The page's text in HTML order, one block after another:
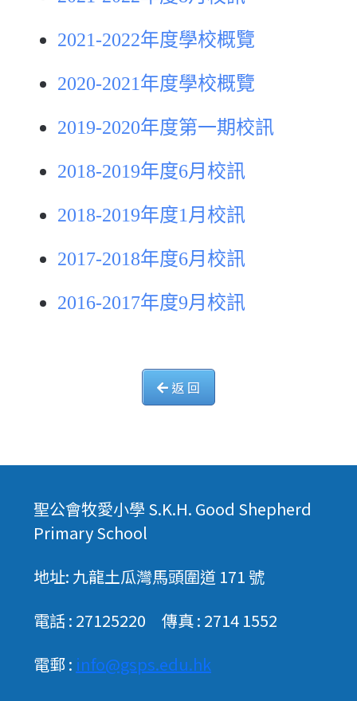
2021-2022年度學校概覽
2020-2021年度學校概覽
2019-2020年度第一期校訊
2018-2019年度6月校訊
2018-2019年度1月校訊
2017-2018年度6月校訊
2016-2017年度9月校訊
返 回
聖公會牧愛小學 S.K.H. Good Shepherd
Primary School
地址: 九龍土瓜灣馬頭圍道 171 號
電話 : 27125220 傳真 : 2714 1552
電郵 : info@gsps.edu.hk